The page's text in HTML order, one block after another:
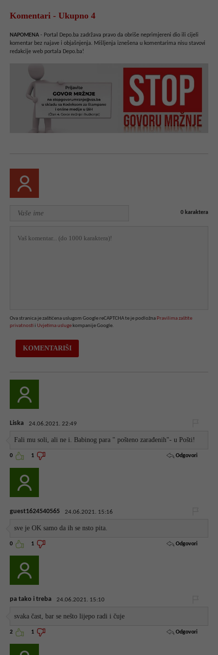
Komentari - Ukupno 4
NAPOMENA - Portal Depo.ba zadržava pravo da obriše neprimjereni dio ili cijeli
komentar bez najave i objašnjenja. Mišljenja iznešena u komentarima nisu stavovi
redakcije web portala Depo.ba!
0 karaktera
Ova stranica je zaštićena uslugom Google reCAPTCHA te je podložna Pravilima zaštite
privatnosti i Uvjetima usluge kompanije Google.
Liska 24.06.2021. 22:49
Fali mu soli, ali ne i. Babinog para " pošteno zarađenih"- u Pošti!
0 1 Odgovori
guest1624540565 24.06.2021. 15:16
sve je OK samo da ih se nsto pita.
0 1 Odgovori
pa tako i treba 24.06.2021. 15:10
svaka čast, bar se nešto lijepo radi i čuje
2 1 Odgovori